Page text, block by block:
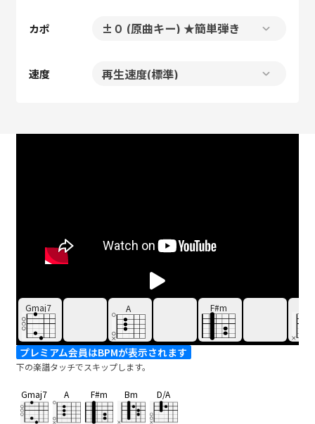
カポ
速度
Gmaj7 A F#m
プレミアム会員はBPMが表示されます
下の楽譜タッチでスキップします。
Gmaj7 A F#m Bm D/A